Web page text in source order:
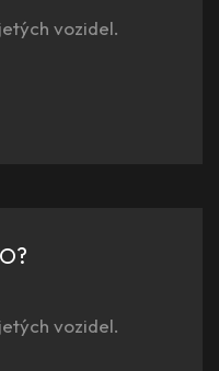
vozidel.
vozidel.